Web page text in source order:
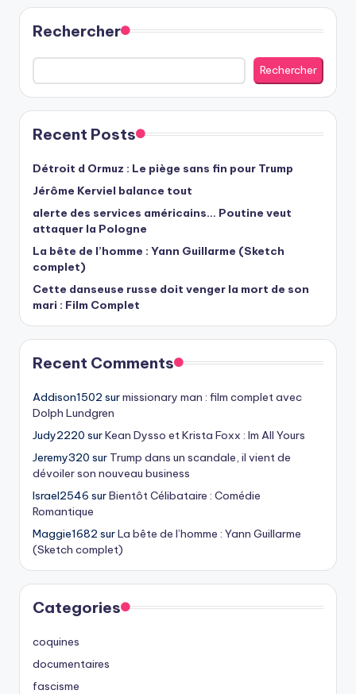
Rechercher
Rechercher
Recent Posts
Détroit d Ormuz : Le piège sans fin pour Trump
Jérôme Kerviel balance tout
alerte des services américains… Poutine veut
attaquer la Pologne
La bête de l’homme : Yann Guillarme (Sketch
complet)
Cette danseuse russe doit venger la mort de son
mari : Film Complet
Recent Comments
Addison1502 surmissionary man : film complet avec
Dolph Lundgren
Judy2220 surKean Dysso et Krista Foxx : Im All Yours
Jeremy320 sur Trump dans un scandale, il vient de
dévoiler son nouveau business
Israel2546 surBientôt Célibataire : Comédie
Romantique
Maggie1682 surLa bête de l’homme : Yann Guillarme
(Sketch complet)
Categories
coquines
documentaires
fascisme